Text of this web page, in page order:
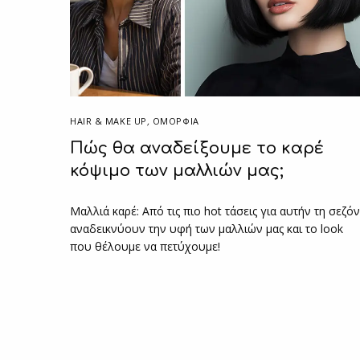
HAIR & MAKE UP , ΟΜΟΡΦΙΑ
Πώς θα αναδείξουμε το καρέ
κόψιμο των μαλλιών μας;
Μαλλιά καρέ: Από τις πιο hot τάσεις για αυτήν τη
αναδεικνύουν την υφή των μαλλιών μας και το look
που θέλουμε να πετύχουμε!